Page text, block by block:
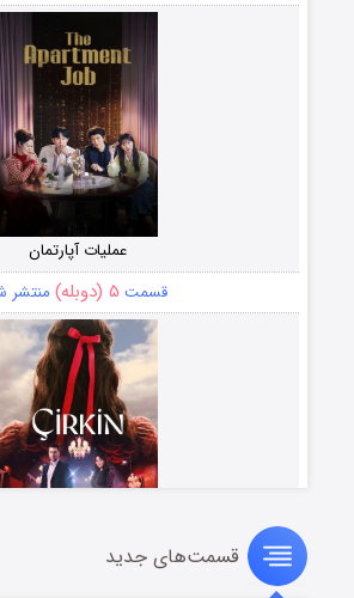
عملیات آپارتمان
قسمت ۵ (دوبله) منتشر
سریال زشتقسمت‌های جدید